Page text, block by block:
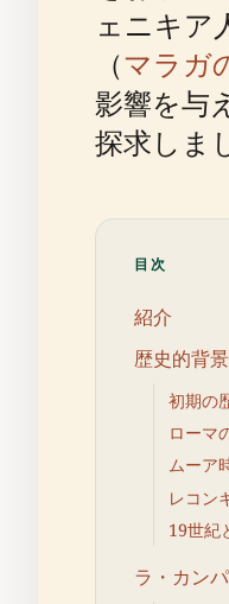
ェニキア
（マラガ
影響を与
探求しま
目次
紹介
歴史的背景
初期の
ローマ
ムーア
レコン
19世紀
ラ・カン